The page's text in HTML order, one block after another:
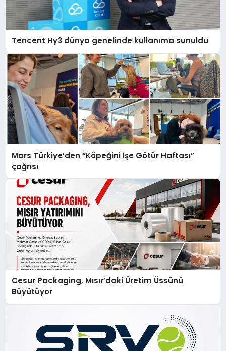
Tencent Hy3 dünya genelinde kullanıma sunuldu
Mars Türkiye’den “Köpeğini İşe Götür Haftası”
çağrısı
Cesur Packaging, Mısır’daki Üretim Üssünü
Büyütüyor